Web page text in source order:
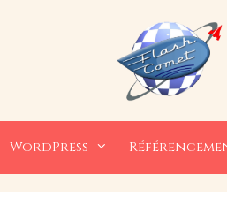
WordPress